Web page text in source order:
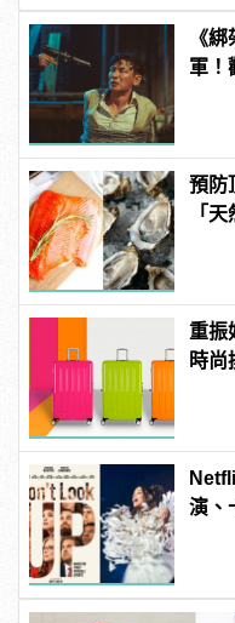
《
軍！
預防
「
重振
時尚
演、